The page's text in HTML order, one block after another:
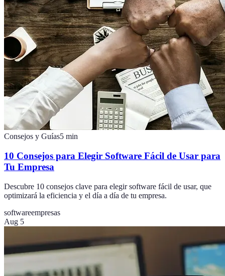
Consejos y Guías5 min
10 Consejos para Elegir Software Fácil de Usar para
Tu Empresa
Descubre 10 consejos clave para elegir software fácil de usar, que
optimizará la eficiencia y el día a día de tu empresa.
softwareempresas
Aug 5